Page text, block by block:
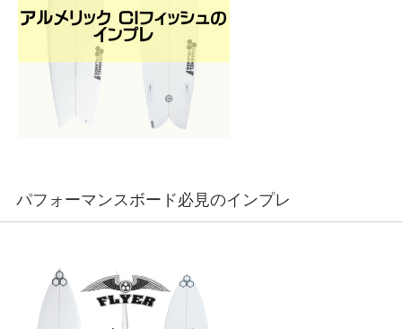
パフォーマンスボード必見のインプレ